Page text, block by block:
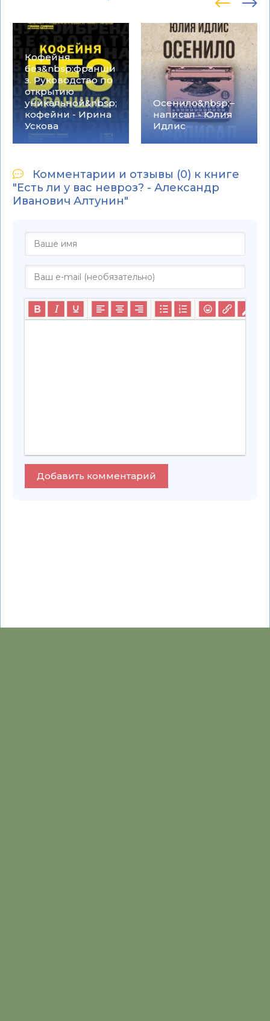
Кофейня
без&nbsp;франши
з. Руководство по
открытию
уникальной&nbsp;
кофейни - Ирина
Ускова
Осенило&nbsp;–
написал - Юлия
Идлис
Комментарии и отзывы (0) к книге
"Есть ли у вас невроз? - Александр
Иванович Алтунин"
Добавить комментарий